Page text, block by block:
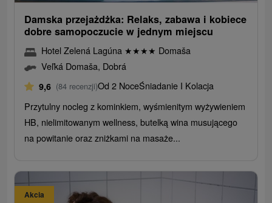
Damska przejażdżka: Relaks, zabawa i kobiece
dobre samopoczucie w jednym miejscu
Hotel Zelená Lagúna ★★★★ Domaša
Veľká Domaša, Dobrá
9,6 (84 recenzji)Od 2 NoceŚniadanie I Kolacja
Przytulny nocleg z kominkiem, wyśmienitym wyżywieniem
HB, nielimitowanym wellness, butelką wina musującego
na powitanie oraz zniżkami na masaże...
Akcia